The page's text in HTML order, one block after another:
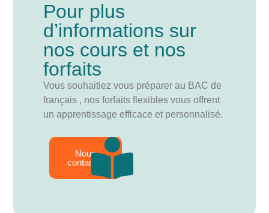
Pour plus
d’informations sur
nos cours et nos
forfaits
Vous souhaitiez vous préparer au BAC de
français , nos forfaits flexibles vous offrent
un apprentissage efficace et personnalisé.
Nous
contacter